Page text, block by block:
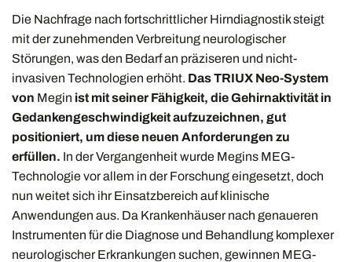
Die Nachfrage nach fortschrittlicher Hirndiagnostik steigt
mit der zunehmenden Verbreitung neurologischer
Störungen, was den Bedarf an präziseren und nicht-
invasiven Technologien erhöht. Das TRIUX Neo-System
von Megin ist mit seiner Fähigkeit, die Gehirnaktivität in
Gedankengeschwindigkeit aufzuzeichnen, gut
positioniert, um diese neuen Anforderungen zu
erfüllen. In der Vergangenheit wurde Megins MEG-
Technologie vor allem in der Forschung eingesetzt, doch
nun weitet sich ihr Einsatzbereich auf klinische
Anwendungen aus. Da Krankenhäuser nach genaueren
Instrumenten für die Diagnose und Behandlung komplexer
neurologischer Erkrankungen suchen, gewinnen MEG-